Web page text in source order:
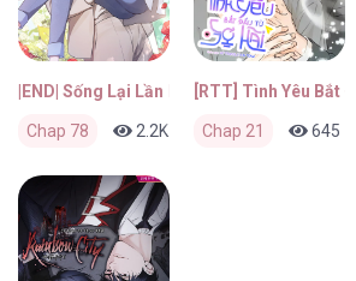
|END| Sống Lại Lần Nữa
Chap 78 2.2K 0 2 tháng trước
[RTT] Tình Yêu Bắt
Chap 21 645